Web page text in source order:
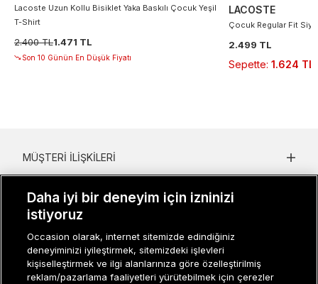
Lacoste Uzun Kollu Bisiklet Yaka Baskılı Çocuk Yeşil
T-Shirt
2.400 TL1.471 TL
Son 10 Günün En Düşük Fiyatı
LACOSTE
Çocuk Regular Fit
2.499 TL
Sepette: 1.624 TL
MÜŞTERI İLIŞKILERI
KADIN KATEGORILER
GRUP MARKALAR
ERKEK KATEGORILER
Daha iyi bir deneyim için izninizi
istiyoruz
Occasion olarak, internet sitemizde edindiğiniz
deneyiminizi iyileştirmek, sitemizdeki işlevleri
kişiselleştirmek ve ilgi alanlarınıza göre özelleştirilmiş
reklam/pazarlama faaliyetleri yürütebilmek için çerezler